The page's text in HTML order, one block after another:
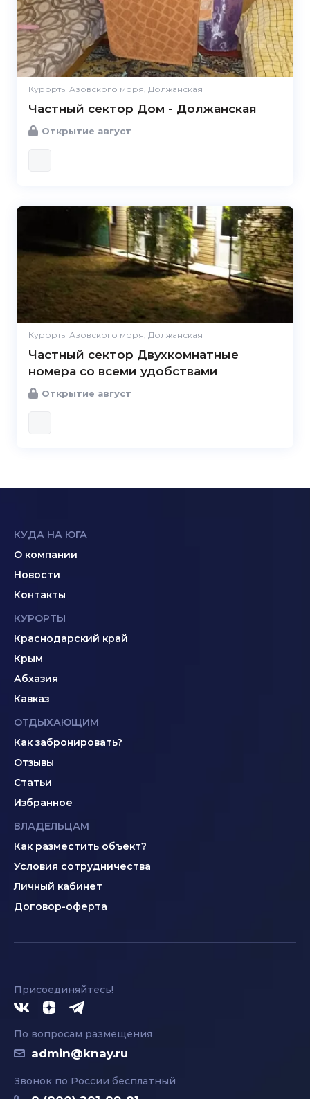
Курорты Азовского моря, Должанская
Частный сектор Дом - Должанская
Открытие август
Курорты Азовского моря, Должанская
Частный сектор Двухкомнатные
номера со всеми удобствами
Открытие август
КУДА НА ЮГА
О компании
Новости
Контакты
КУРОРТЫ
Краснодарский край
Крым
Абхазия
Кавказ
ОТДЫХАЮЩИМ
Как забронировать?
Отзывы
Статьи
Избранное
ВЛАДЕЛЬЦАМ
Как разместить объект?
Условия сотрудничества
Личный кабинет
Договор-оферта
Присоединяйтесь!
По вопросам размещения
admin@knay.ru
Звонок по России бесплатный